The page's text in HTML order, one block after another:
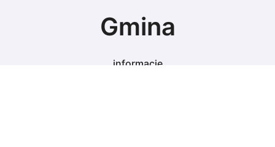
Gmina
informacje